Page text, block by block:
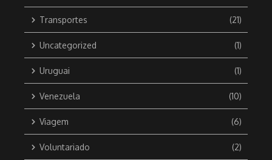
Transportes (21)
Uncategorized (1)
Uruguai (1)
Venezuela (10)
Viagem (6)
Voluntariado (2)